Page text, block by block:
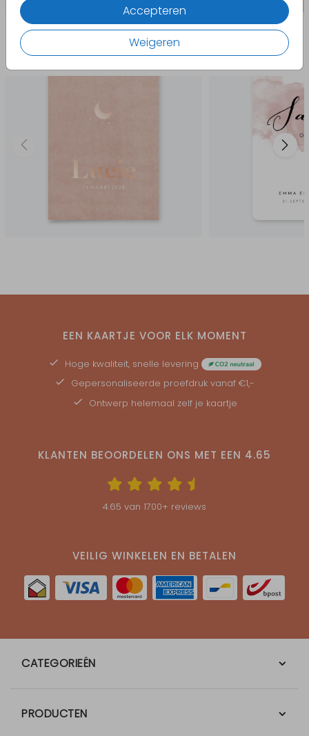
Accepteren
Weigeren
Producten die hierop lijken
Geboortekaartje Save the
EEN KAARTJE VOOR ELK MOMENT
Hoge kwaliteit, snelle levering
Gepersonaliseerde proefdruk vanaf €1,-
Ontwerp helemaal zelf je kaartje
KLANTEN BEOORDELEN ONS MET EEN 4.65
4.65 van 1700+ reviews
VEILIG WINKELEN EN BETALEN
CATEGORIEËN
PRODUCTEN